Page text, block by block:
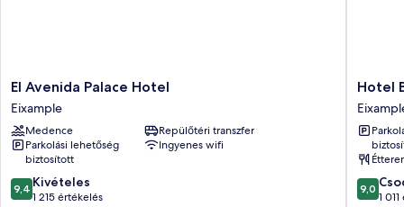
El
Avenida
Palace
Hotel
Eixample
El Avenida Palace Hotel
Eixample
Medence
Repülőtéri transzfer
Parkolási lehetőség
biztosított
Ingyenes wifi
9.4
ennyiből:
9,4 Kivételes
1 215 értékelés
Hotel
Center
Hotel
9.0
9,0
1